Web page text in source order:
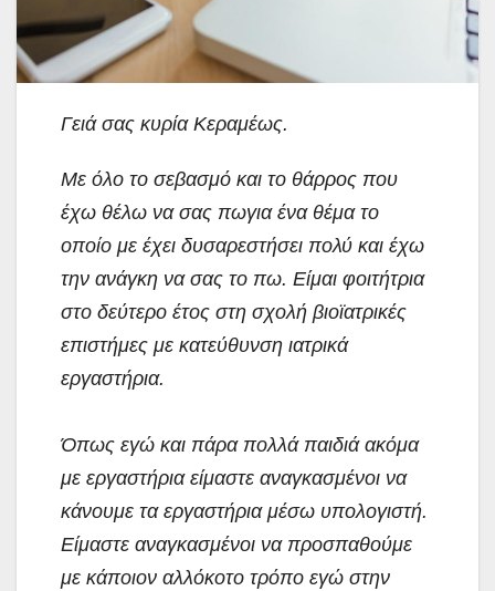
Γειά σας κυρία Κεραμέως.
Με όλο το σεβασμό και το θάρρος που
έχω θέλω να σας πωγια ένα θέμα το
οποίο με έχει δυσαρεστήσει πολύ και έχω
την ανάγκη να σας το πω. Είμαι φοιτήτρια
στο δεύτερο έτος στη σχολή βιοϊατρικές
επιστήμες με κατεύθυνση ιατρικά
εργαστήρια.
Όπως εγώ και πάρα πολλά παιδιά ακόμα
με εργαστήρια είμαστε αναγκασμένοι να
κάνουμε τα εργαστήρια μέσω υπολογιστή.
Είμαστε αναγκασμένοι να προσπαθούμε
με κάποιον αλλόκοτο τρόπο εγώ στην